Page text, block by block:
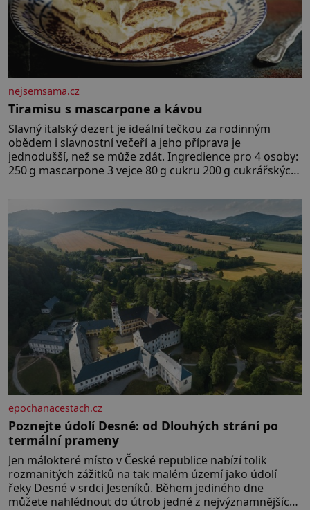
nejsemsama.cz
Tiramisu s mascarpone a kávou
Slavný italský dezert je ideální tečkou za rodinným
obědem i slavnostní večeří a jeho příprava je
jednodušší, než se může zdát. Ingredience pro 4 osoby:
250 g mascarpone 3 vejce 80 g cukru 200 g cukrářských
posypání Postup: Oddělte žloutky od bílků. Žloutky
vyšlehejte s cukrem do světlé pěny a postupně do nich
vmíchejte mascarpone, aby vznikl hladký
epochanacestach.cz
Poznejte údolí Desné: od Dlouhých strání po
termální prameny
Jen málokteré místo v České republice nabízí tolik
rozmanitých zážitků na tak malém území jako údolí
řeky Desné v srdci Jeseníků. Během jediného dne
můžete nahlédnout do útrob jedné z nejvýznamnějších